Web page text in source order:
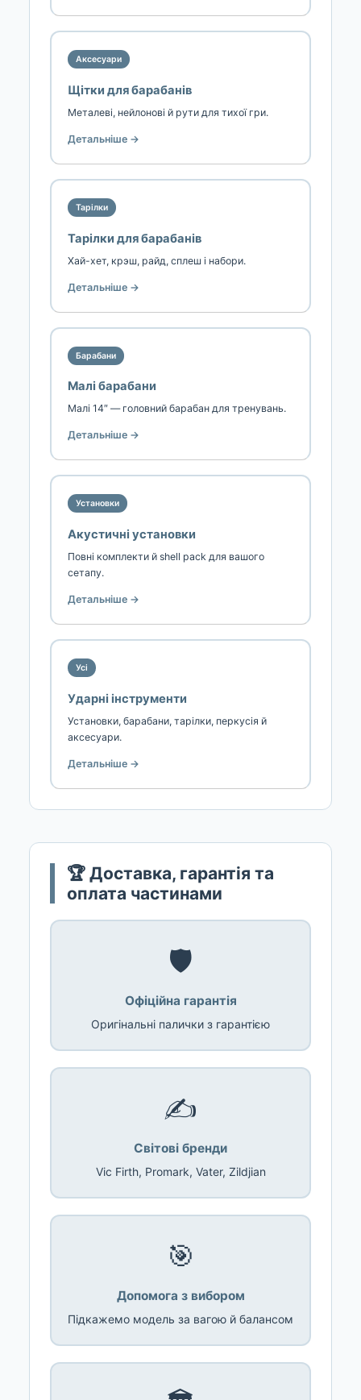
Аксесуари
Щітки для барабанів
Металеві, нейлонові й рути для тихої гри.
Детальніше →
Тарілки
Тарілки для барабанів
Хай-хет, крэш, райд, сплеш і набори.
Детальніше →
Барабани
Малі барабани
Малі 14″ — головний барабан для тренувань.
Детальніше →
Установки
Акустичні установки
Повні комплекти й shell pack для вашого
сетапу.
Детальніше →
Усі
Ударні інструменти
Установки, барабани, тарілки, перкусія й
аксесуари.
Детальніше →
🏆 Доставка, гарантія та
оплата частинами
🛡️
Офіційна гарантія
Оригінальні палички з гарантією
✍️
Світові бренди
Vic Firth, Promark, Vater, Zildjian
🎯
Допомога з вибором
Підкажемо модель за вагою й балансом